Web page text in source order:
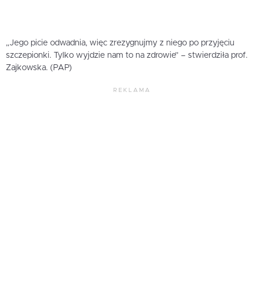
„Jego picie odwadnia, więc zrezygnujmy z niego po przyjęciu
szczepionki. Tylko wyjdzie nam to na zdrowie” – stwierdziła prof.
Zajkowska. (PAP)
REKLAMA